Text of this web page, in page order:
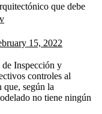
que debe
15, 2022
de Inspección y
controles al
que, según la
no tiene ningún